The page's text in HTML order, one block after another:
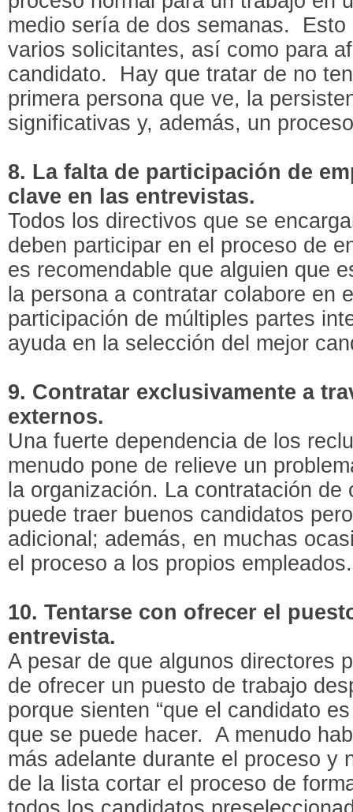
medio sería de dos semanas. Esto
varios solicitantes, así como para
candidato. Hay que tratar de no
primera persona que ve, la
significativas y, además, un
8. La falta de participación de
clave en las entrevistas.
Todos los directivos que se
deben participar en el proceso de
es recomendable que alguien que
la persona a contratar colabore en
participación de múltiples partes
ayuda en la selección del mejor
9. Contratar exclusivamente a
externos.
Una fuerte dependencia de los
menudo pone de relieve un
la organización. La contratación de
puede traer buenos candidatos
adicional; además, en muchas
el proceso a los propios empleados.
10. Tentarse con ofrecer el
entrevista.
A pesar de que algunos directores
de ofrecer un puesto de trabajo
porque sienten “que el candidato
que se puede hacer. A menudo
más adelante durante el proceso y
de la lista cortar el proceso de